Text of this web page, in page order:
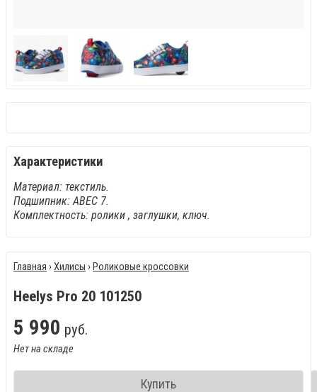
Характеристики
Материал: текстиль.
Подшипник: АВЕС 7.
Комплектность: ролики , заглушки, ключ.
Главная ›Хилисы ›Роликовые кроссовки
Heelys Pro 20 101250
5 990 руб.
Нет на складе
Купить